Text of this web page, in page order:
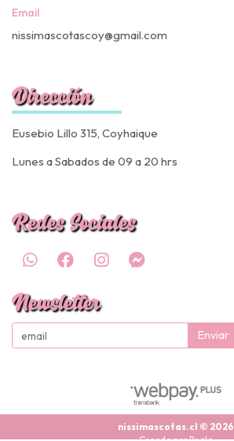
Email
nissimascotascoy@gmail.com
Dirección
Eusebio Lillo 315, Coyhaique
Lunes a Sabados de 09 a 20 hrs
Redes Sociales
Newsletter
Enviar
nissimascotas.cl © 2026